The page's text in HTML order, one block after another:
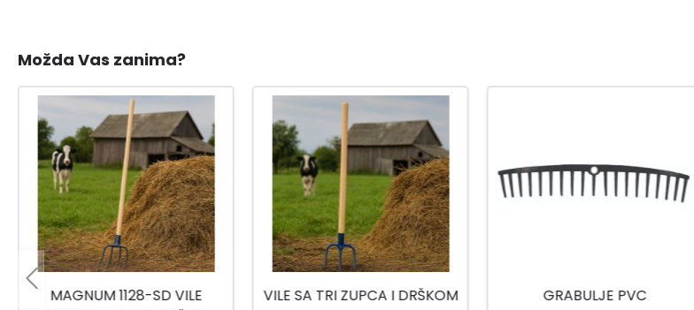
Možda Vas zanima?
VILE SA TRI ZUPCA I DRŠKOM GRABULJE PVC
DJEČIJE GRABLJE ZA LIŠĆE